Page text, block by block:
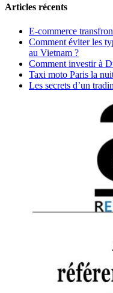
Articles récents
E-commerce
Comment éviter les
au Vietnam ?
Comment investir à
Taxi moto Paris la
Les secrets d’un